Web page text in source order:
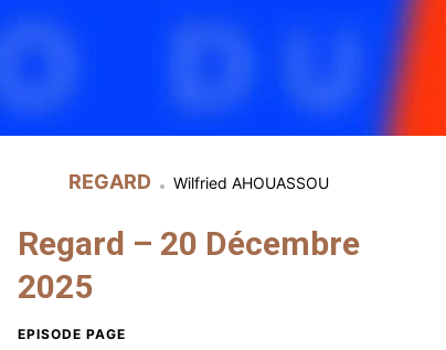
REGARD Wilfried AHOUASSOU
Regard – 20 Décembre
2025
EPISODE PAGE